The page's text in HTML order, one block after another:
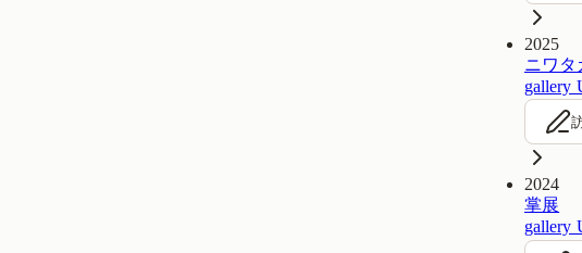
2025
ニワタ
gallery
2024
掌展
gallery